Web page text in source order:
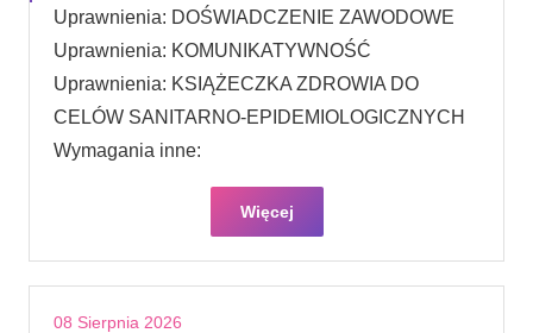
Uprawnienia: DOŚWIADCZENIE ZAWODOWE
Uprawnienia: KOMUNIKATYWNOŚĆ
Uprawnienia: KSIĄŻECZKA ZDROWIA DO
CELÓW SANITARNO-EPIDEMIOLOGICZNYCH
Wymagania inne:
Więcej
08 Sierpnia 2026